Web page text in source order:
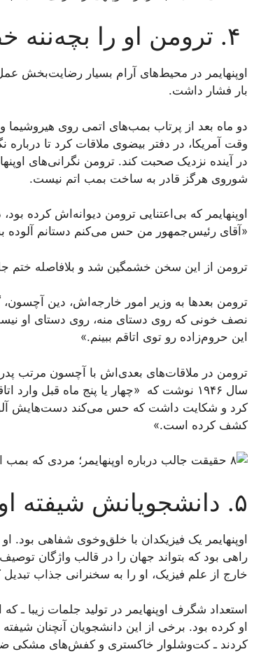
اوپنهایمر در محیط‌های آرام بسیار رضایت‌بخش
بار فشار داشت.
دو ماه بعد از پرتاب بمب‌های اتمی روی هیروشیما
وقت آمریکا، در دفتر بیضوی ملاقات کرد تا
در آینده نزدیک صحبت کند. ترومن نگرانی‌های
شوروی هرگز قادر به ساخت بمب اتم نیست.
اوپنهایمر که بی‌اعتنایی ترومن دیوانه‌اش کرده
«آقای رئیس‌جمهور من حس می‌کنم دستانم
ترومن از این سخن خشمگین شد و بلافاصله ختم
ترومن بعد‌ها به وزیر امور خارجه‌اش، دین
نصف خونی که روی دستای منه، روی دستای او
این حروم‌زاده رو توی اتاقم ببینم.»
ترومن در ملاقات‌های بعدی‌اش با آچسون مرتب
سال ۱۹۴۶ نوشت که «چهار یا پنج ماه
کرد و شکایت داشت که حس می‌کند دست‌هایش
کشف کرده است.»
۵. دانشجویانش شیفته او بودند
اوپنهایمر یک فیزیکدان با خلق‌وخوی شفاهی بود.
راهی بود که بتواند جهان را در قالب واژگان
خارج از علم فیزیک، او را به سخنرانی جذاب تبدیل
استعداد شگرف اوپنهایمر در تولید جلمات زیبا
او کرده بود. برخی از این دانشجویان آنچنان
کردند ـ کت‌وشلوار خاکستری و کفش‌های مشکی